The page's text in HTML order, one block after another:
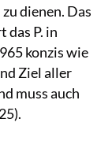
dienen. Das
P. in
konzis wie
Ziel aller
muss auch